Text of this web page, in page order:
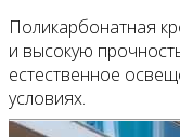
Поликарбонатная
и высокую
естественное
условиях.